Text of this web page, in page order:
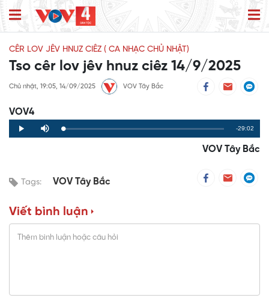
CÊR LOV JÊV HNUZ CIÊZ ( CA NHẠC CHỦ NHẬT)
Tso cêr lov jêv hnuz ciêz 14/9/2025
Chủ nhật, 19:05, 14/09/2025 VOV Tây Bắc
VOV4
Play Mute Loaded:
0%
Progress:
0%
Remaining
Time
-29:02
VOV Tây Bắc
Tags: VOV Tây Bắc
Viết bình luận